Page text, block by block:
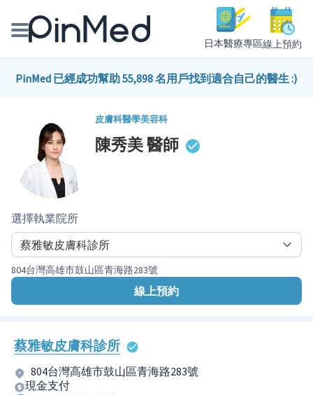
日本醫療專區線上預約
線上預約醫師、院所
健康主題館
PinMed 已經成功幫助 55,898 名用戶找到適合自己的醫生 :)
皮膚科醫學美容科
陳秀美醫師
選擇執業院所
804台灣高雄市鼓山區青海路283號
線上預約
蔡雅敏皮膚科診所
804台灣高雄市鼓山區青海路283號
現金支付